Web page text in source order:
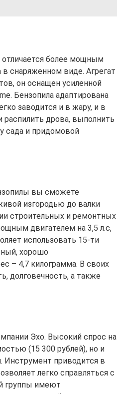
отличается более мощным
снаряженном виде. Агрегат
он оснащен усиленной
Бензопила адаптирована
заводится и в жару, и в
дрова, выполнить
сада и придомовой
вы сможете
изгородью до валки
строительных и ремонтных
двигателем на 3,5 л.с,
использовать 15-ти
хорошо
– 4,7 килограмма. В своих
долговечность, а также
Эхо. Высокий спрос на
(15 300 рублей), но и
Инструмент приводится в
легко справляться с
группы имеют